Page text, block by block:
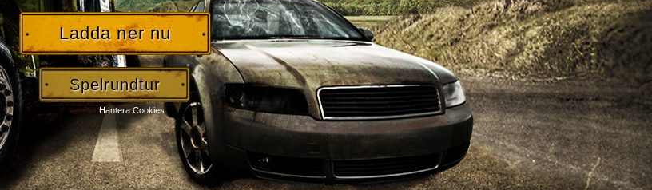
Ladda ner nu
Spelrundtur
Hantera Cookies